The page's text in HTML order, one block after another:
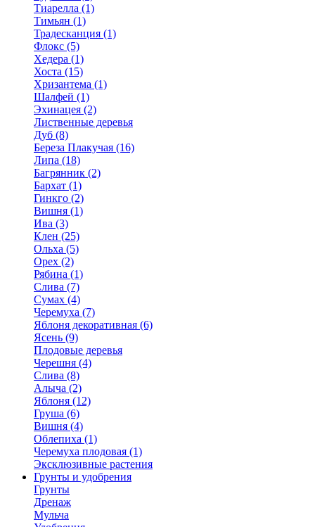
Тиарелла (1)
Тимьян (1)
Традесканция (1)
Флокс (5)
Хедера (1)
Хоста (15)
Хризантема (1)
Шалфей (1)
Эхинацея (2)
Лиственные деревья
Дуб (8)
Береза Плакучая (16)
Липа (18)
Багрянник (2)
Бархат (1)
Гинкго (2)
Вишня (1)
Ива (3)
Клен (25)
Ольха (5)
Орех (2)
Рябина (1)
Слива (7)
Сумах (4)
Черемуха (7)
Яблоня декоративная (6)
Ясень (9)
Плодовые деревья
Черешня (4)
Слива (8)
Алыча (2)
Яблоня (12)
Груша (6)
Вишня (4)
Облепиха (1)
Черемуха плодовая (1)
Эксклюзивные растения
Грунты и удобрения
Грунты
Дренаж
Мульча